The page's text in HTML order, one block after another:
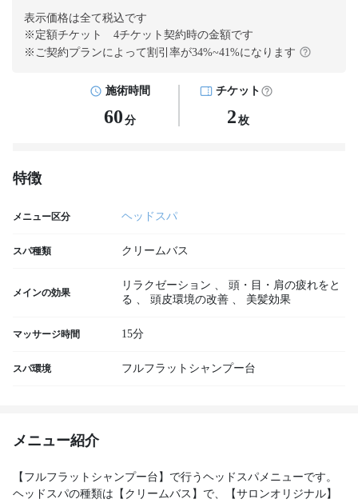
表示価格は全て税込です
※定額チケット 4チケット契約時の金額です
※ご契約プランによって割引率が34%~41%になります
施術時間
60 分
チケット
2 枚
特徴
メニュー区分 ヘッドスパ
スパ種類 クリームバス
メインの効果
リラクゼーション 、
頭・目・肩の疲れをと
る 、 頭皮環境の改善 、 美髪効果
マッサージ時間 15分
スパ環境 フルフラットシャンプー台
メニュー紹介
【フルフラットシャンプー台】で行うヘッドスパメニューです。
ヘッドスパの種類は【クリームバス】で、【サロンオリジナル】